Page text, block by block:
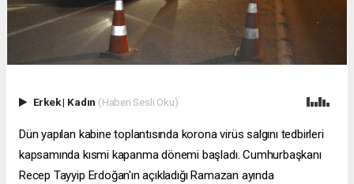
Erkek| Kadın (Haberi Sesli Oku)
Dün yapılan kabine toplantısında korona virüs salgını tedbirleri
kapsamında kısmi kapanma dönemi başladı. Cumhurbaşkanı
Recep Tayyip Erdoğan'ın açıkladığı Ramazan ayında